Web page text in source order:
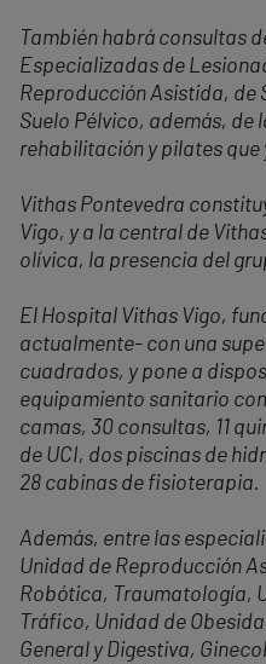
También habrá consultas
Especializadas de
Reproducción Asistida, de
Suelo Pélvico, además, de
rehabilitación y pilates que
Vithas Pontevedra
Vigo, y a la central de
olívica, la presencia del
El Hospital Vithas Vigo,
actualmente- con una
cuadrados, y pone a
equipamiento sanitario
camas, 30 consultas, 11
de UCI, dos piscinas de
28 cabinas de fisioterapia.
Además, entre las
Unidad de Reproducción
Robótica, Traumatología,
Tráfico, Unidad de
General y Digestiva,